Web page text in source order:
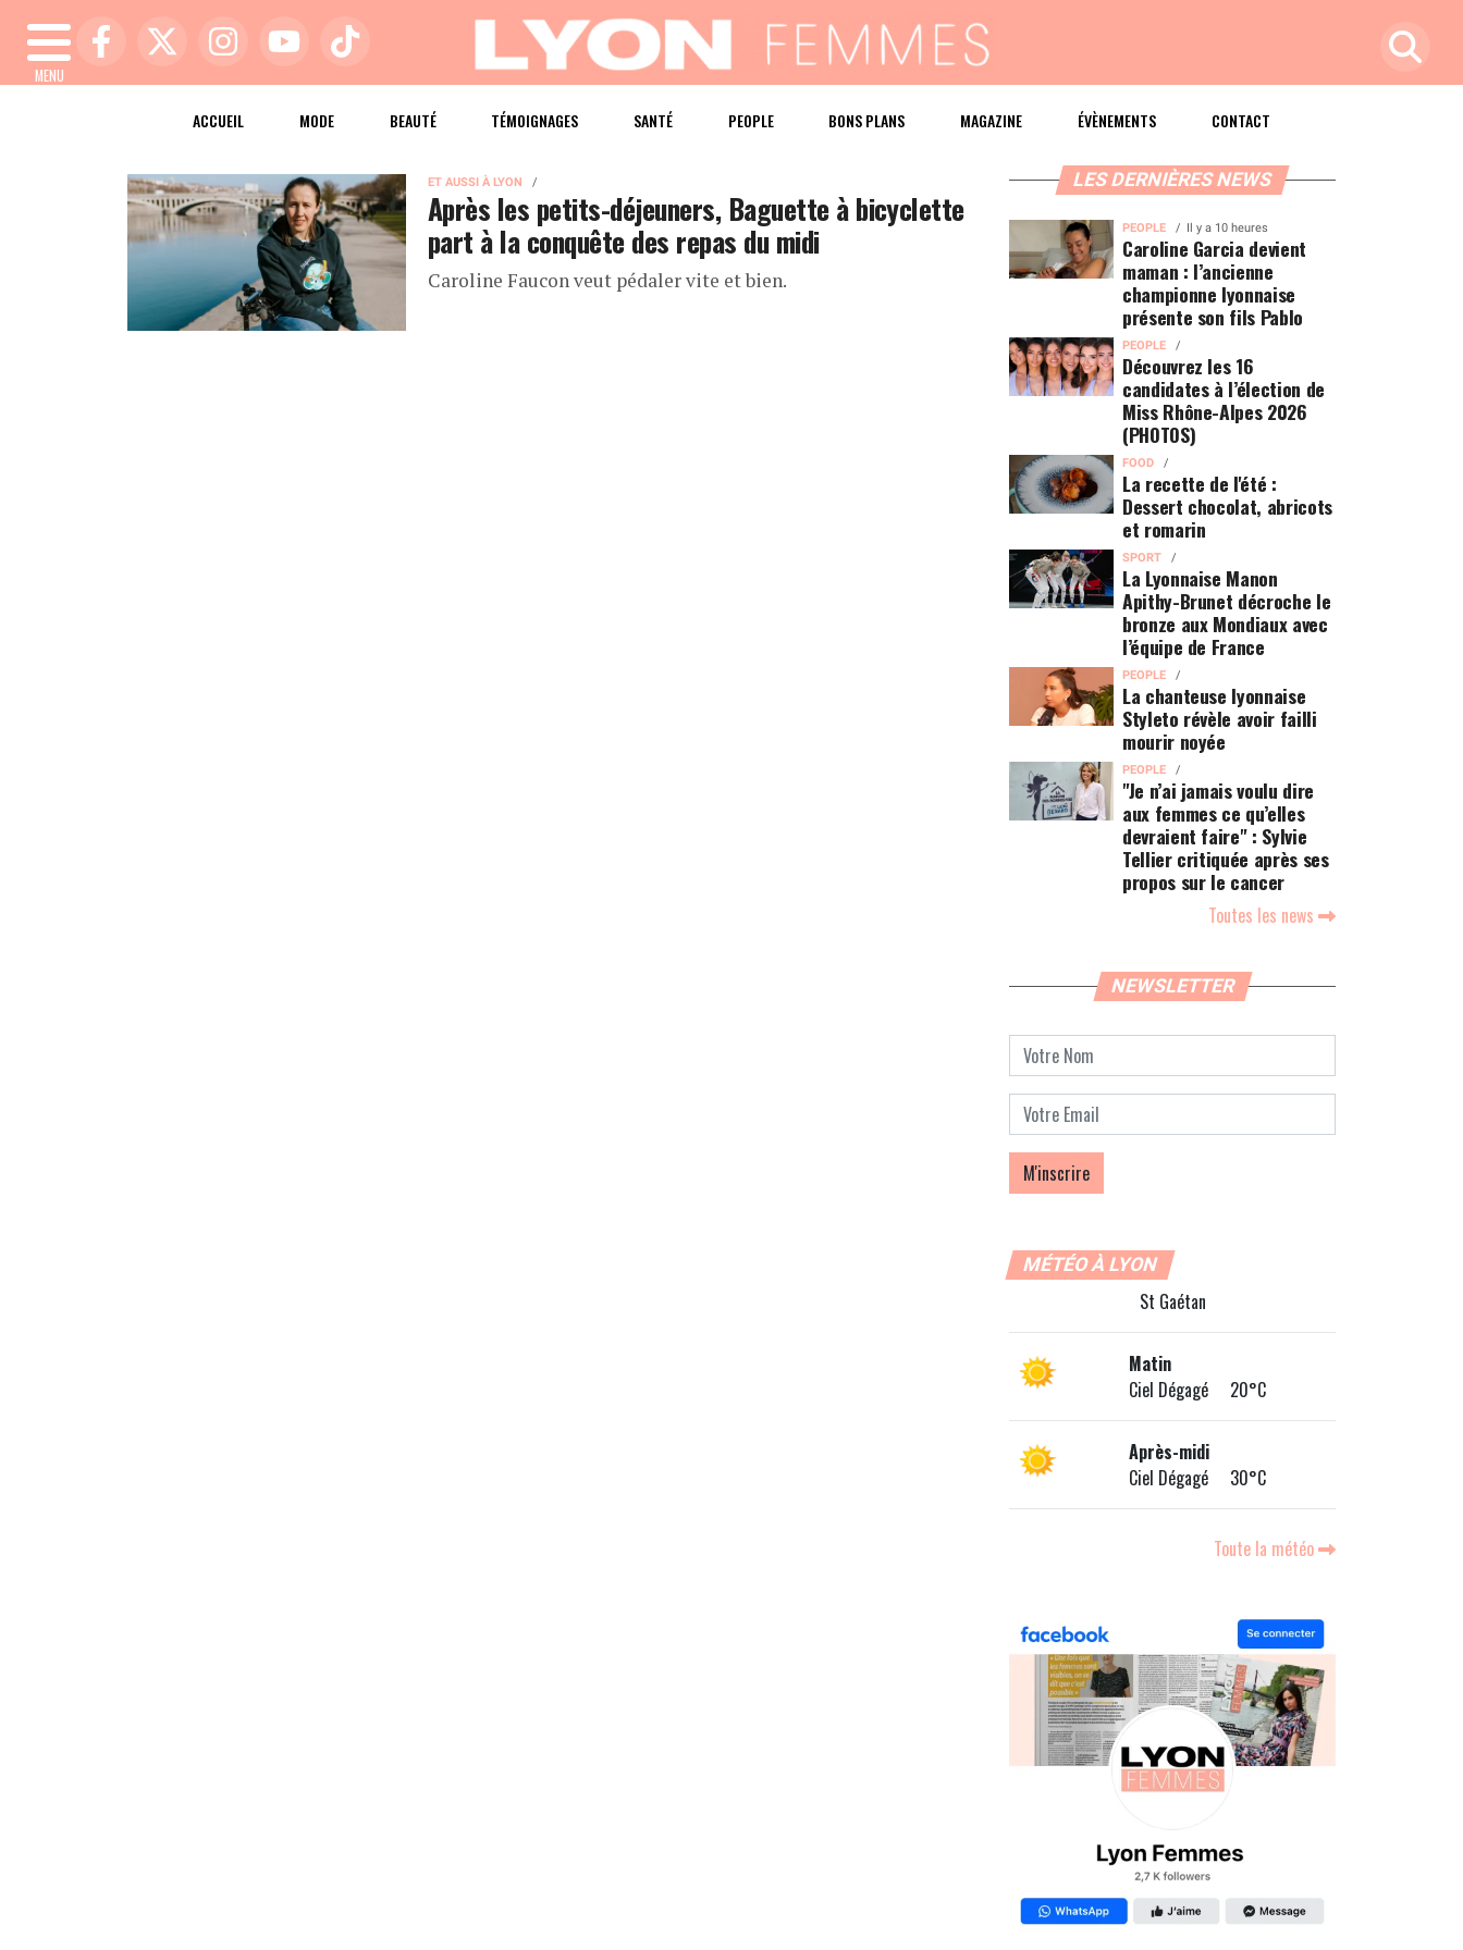
MENU
ACCUEIL MODE BEAUTÉ TÉMOIGNAGES SANTÉ PEOPLE BONS PLANS MAGAZINE ÉVÈNEMENTS CONTACT
ET AUSSI À LYON
Après les petits-déjeuners, Baguette à bicyclette
part à la conquête des repas du midi
Caroline Faucon veut pédaler vite et bien.
LES DERNIÈRES NEWS
PEOPLE Il y a 10 heures
Caroline Garcia devient
maman : l’ancienne
championne lyonnaise
présente son fils Pablo
PEOPLE
Découvrez les 16
candidates à l’élection de
Miss Rhône-Alpes 2026
(PHOTOS)
FOOD
La recette de l'été :
Dessert chocolat, abricots
et romarin
SPORT
La Lyonnaise Manon
Apithy-Brunet décroche le
bronze aux Mondiaux avec
l’équipe de France
PEOPLE
La chanteuse lyonnaise
Styleto révèle avoir failli
mourir noyée
PEOPLE
"Je n’ai jamais voulu dire
aux femmes ce qu’elles
devraient faire" : Sylvie
Tellier critiquée après ses
propos sur le cancer
Toutes les news
NEWSLETTER
MÉTÉO À LYON
St Gaétan
Matin
Ciel Dégagé 20°C
Après-midi
Ciel Dégagé 30°C
Toute la météo